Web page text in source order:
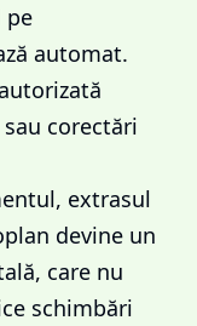
pe
automat.
corectări
extrasul
devine un
care nu
schimbări